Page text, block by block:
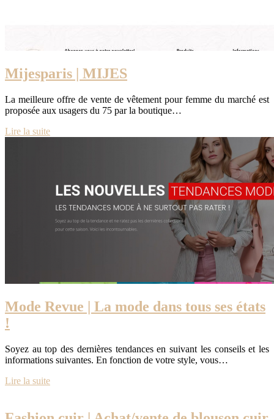
Mijesparis | MIJES
La meilleure offre de vente de vêtement pour femme du marché est
proposée aux usagers du 75 par la boutique…
Lire la suite
Mode Revue | La mode dans tous ses états
!
Soyez au top des dernières tendances en suivant les conseils et les
informations suivantes. En fonction de votre style, vous…
Lire la suite